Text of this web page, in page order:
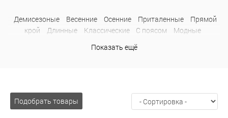
Демисезоные Весенние Осенние Приталенные
Прямой
крой
Длинные Классические С поясом
Модные
Показать ещё
Подобрать товары